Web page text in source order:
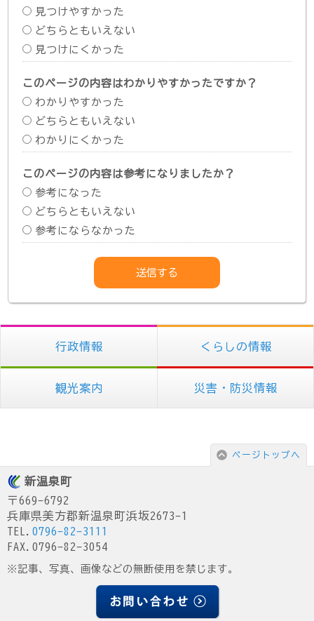
見つけやすかった
どちらともいえない
見つけにくかった
このページの内容はわかりやすかったですか？
わかりやすかった
どちらともいえない
わかりにくかった
このページの内容は参考になりましたか？
参考になった
どちらともいえない
参考にならなかった
行政情報 くらしの情報
観光案内 災害・防災情報
ページトップへ
新温泉町
〒669-6792
兵庫県美方郡新温泉町浜坂2673-1
TEL. 0796-82-3111
FAX.0796-82-3054
※記事、写真、画像などの無断使用を禁じます。